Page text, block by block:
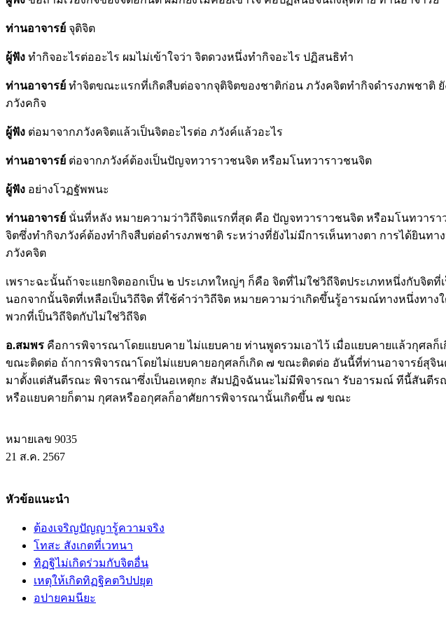
ท่านอาจารย์ จุติจิต
ผู้ฟัง ทำกิจอะไรต่ออะไร ผมไม่เข้าใจว่า จิตดวงหนึ่งทำกิจอะไร ปฏิสนธิทำ
ท่านอาจารย์ ทำจิตขณะแรกที่เกิดสืบต่อจากจุติจิตของชาติก่อน ภวังคจิตทำกิจดำรงภพชาติ
ภวังคกิจ
ผู้ฟัง ต่อมาจากภวังคจิตแล้วเป็นจิตอะไรต่อ ภวังค์แล้วอะไร
ท่านอาจารย์ ต่อจากภวังค์ต้องเป็นปัญจทวาราวชนจิต หรือมโนทวาราวชนจิต
ผู้ฟัง อย่างโวฏฐัพพนะ
ท่านอาจารย์ นั่นที่หลัง หมายความว่าวิถีจิตแรกที่สุด คือ ปัญจทวาราวชนจิต หรือมโนทวารา
จิตซึ่งทำกิจภวังค์ต้องทำกิจสืบต่อดำรงภพชาติ ระหว่างที่ยังไม่มีการเห็นทางตา การได้ยิน
ภวังคจิต
เพราะฉะนั้นถ้าจะแยกจิตออกเป็น ๒ ประเภทใหญ่ๆ ก็คือ จิตที่ไม่ใช่วิถีจิตประเภทหนึ่งกับจิ
นอกจากนั้นจิตที่เหลือเป็นวิถีจิต ที่ใช้คำว่าวิถีจิต หมายความว่าเกิดขึ้นรู้อารมณ์ทางหนึ่งทาง
พวกที่เป็นวิถีจิตกับไม่ใช่วิถีจิต
อ.สมพร คือการพิจารณาโดยแยบคาย ไม่แยบคาย ท่านพูดรวมเอาไว้ เมื่อแยบคายแล้วกุศล
ขณะติดต่อ ถ้าการพิจารณาโดยไม่แยบคายอกุศลก็เกิด ๗ ขณะติดต่อ อันนี้ที่ท่านอาจารย์สุจิน
มาตั้งแต่สันตีรณะ พิจารณาซึ่งเป็นอเหตุกะ สัมปฏิจฉันนะไม่มีพิจารณา รับอารมณ์ ทีนี้สันตีร
หรือแยบคายก็ตาม กุศลหรืออกุศลก็อาศัยการพิจารณานั้นเกิดขึ้น ๗ ขณะ
หมายเลข 9035
21 ส.ค. 2567
หัวข้อแนะนำ
ต้องเจริญปัญญารู้ความจริง
โทสะ สังเกตที่เวทนา
ทิฏฐิไม่เกิดร่วมกับจิตอื่น
เหตุให้เกิดทิฏฐิคตวิปปยุต
อปายคมนียะ